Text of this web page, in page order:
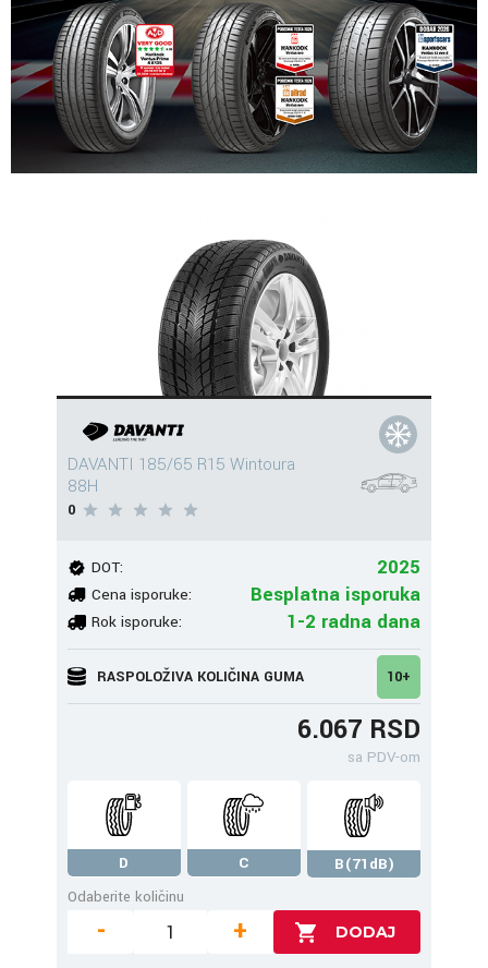
DAVANTI 185/65 R15 Wintoura
88H
0
DOT: 2025
Cena isporuke: Besplatna isporuka
Rok isporuke: 1-2 radna dana
RASPOLOŽIVA KOLIČINA GUMA 10+
6.067 RSD
sa PDV-om
D C
B(71dB)
Odaberite količinu
- +